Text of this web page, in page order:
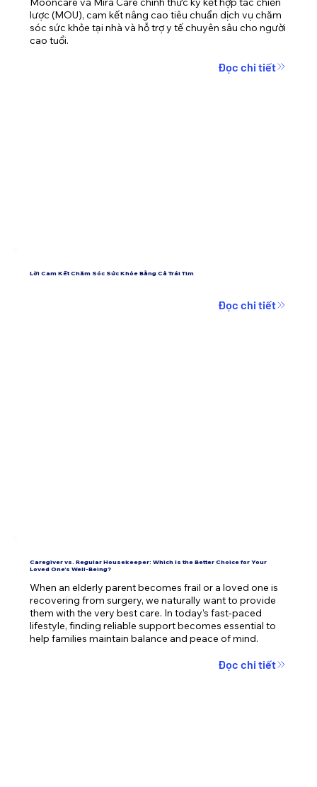
lược (MOU), cam kết nâng cao tiêu chuẩn dịch vụ chăm
sóc sức khỏe tại nhà và hỗ trợ y tế chuyên sâu cho người
cao tuổi.
Đọc chi tiết
Lời Cam Kết Chăm Sóc Sức Khỏe Bằng Cả Trái Tim
Đọc chi tiết
Caregiver vs. Regular Housekeeper: Which Is the Better Choice for Your
Loved One’s Well-Being?
When an elderly parent becomes frail or a loved one is
recovering from surgery, we naturally want to provide
them with the very best care. In today’s fast-paced
lifestyle, finding reliable support becomes essential to
help families maintain balance and peace of mind.
Đọc chi tiết